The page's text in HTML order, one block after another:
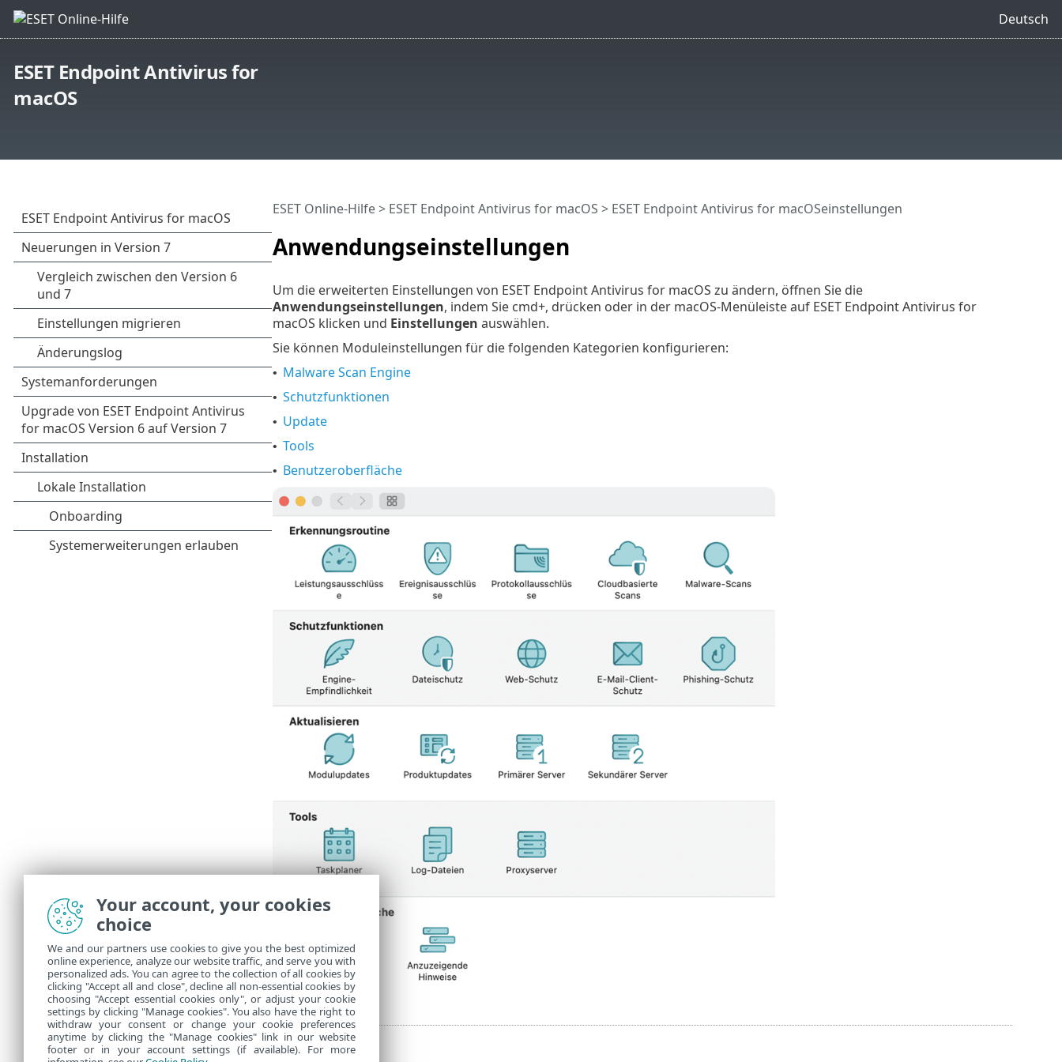
Deutsch
ESET Endpoint Antivirus for
macOS
Anwendungseinstellungen
ESET Online-Hilfe> ESET Endpoint Antivirus for macOS > ESET Endpoint Antivirus for macOSeinstellungen
Um die erweiterten Einstellungen von ESET Endpoint Antivirus for macOS zu ändern, öffnen Sie die
Anwendungseinstellungen, indem Sie cmd+, drücken oder in der macOS-Menüleiste auf ESET Endpoint Antivirus for
macOS klicken und Einstellungen auswählen.
Sie können Moduleinstellungen für die folgenden Kategorien konfigurieren:
• Malware Scan Engine
• Schutzfunktionen
• Update
• Tools
• Benutzeroberfläche
Your account, your cookies
choice
We and our partners use cookies to give you the best optimized
online experience, analyze our website traffic, and serve you with
personalized ads. You can agree to the collection of all cookies by
clicking "Accept all and close", decline all non-essential cookies by
choosing "Accept essential cookies only", or adjust your cookie
settings by clicking "Manage cookies". You also have the right to
withdraw your consent or change your cookie preferences
anytime by clicking the "Manage cookies" link in our website
footer or in your account settings (if available). For more